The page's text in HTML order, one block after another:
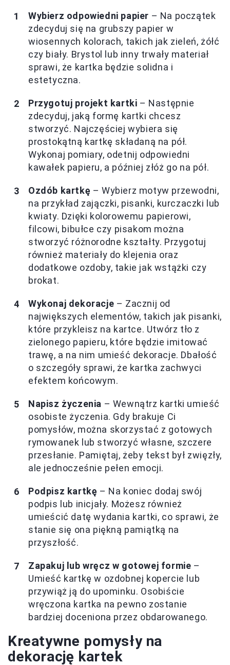
Wybierz odpowiedni papier – Na początek
zdecyduj się na grubszy papier w
wiosennych kolorach, takich jak zieleń, żółć
czy biały. Brystol lub inny trwały materiał
sprawi, że kartka będzie solidna i
estetyczna.
Przygotuj projekt kartki – Następnie
zdecyduj, jaką formę kartki chcesz
stworzyć. Najczęściej wybiera się
prostokątną kartkę składaną na pół.
Wykonaj pomiary, odetnij odpowiedni
kawałek papieru, a później złóż go na pół.
Ozdób kartkę – Wybierz motyw przewodni,
na przykład zajączki, pisanki, kurczaczki lub
kwiaty. Dzięki kolorowemu papierowi,
filcowi, bibułce czy pisakom można
stworzyć różnorodne kształty. Przygotuj
również materiały do klejenia oraz
dodatkowe ozdoby, takie jak wstążki czy
brokat.
Wykonaj dekoracje – Zacznij od
największych elementów, takich jak pisanki,
które przykleisz na kartce. Utwórz tło z
zielonego papieru, które będzie imitować
trawę, a na nim umieść dekoracje. Dbałość
o szczegóły sprawi, że kartka zachwyci
efektem końcowym.
Napisz życzenia – Wewnątrz kartki umieść
osobiste życzenia. Gdy brakuje Ci
pomysłów, można skorzystać z gotowych
rymowanek lub stworzyć własne, szczere
przesłanie. Pamiętaj, żeby tekst był zwięzły,
ale jednocześnie pełen emocji.
Podpisz kartkę – Na koniec dodaj swój
podpis lub inicjały. Możesz również
umieścić datę wydania kartki, co sprawi, że
stanie się ona piękną pamiątką na
przyszłość.
Zapakuj lub wręcz w gotowej formie –
Umieść kartkę w ozdobnej kopercie lub
przywiąż ją do upominku. Osobiście
wręczona kartka na pewno zostanie
bardziej doceniona przez obdarowanego.
Kreatywne pomysły na
dekorację kartek